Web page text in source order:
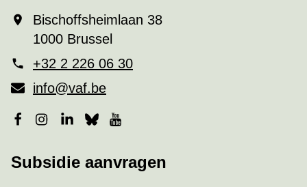
Bischoffsheimlaan 38
1000 Brussel
+32 2 226 06 30
info@vaf.be
FacebookInstagram
LinkedIn
Bluesky
Subsidie aanvragen